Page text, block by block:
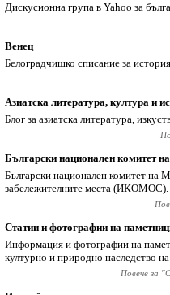
Дискусионна група в Yahoo за
Венец
Белоградчишко списание за
Азиатска литература, култура и
Блог за азиатска литература,
Български национален комитет
Български национален комитет на
забележителните места (ИКОМОС).
Статии и фотографии на
Информация и фотографии на
културно и природно наследство
Повече за "